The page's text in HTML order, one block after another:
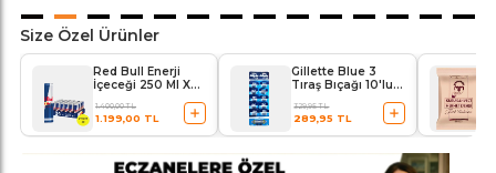
Size Özel Ürünler
Red Bull Enerji
İçeceği 250 Ml X
1.400,00 TL
1.199,00 TL
Gillette Blue 3
Tıraş Bıçağı 10'lu
Plus
329,95 TL
289,95 TL